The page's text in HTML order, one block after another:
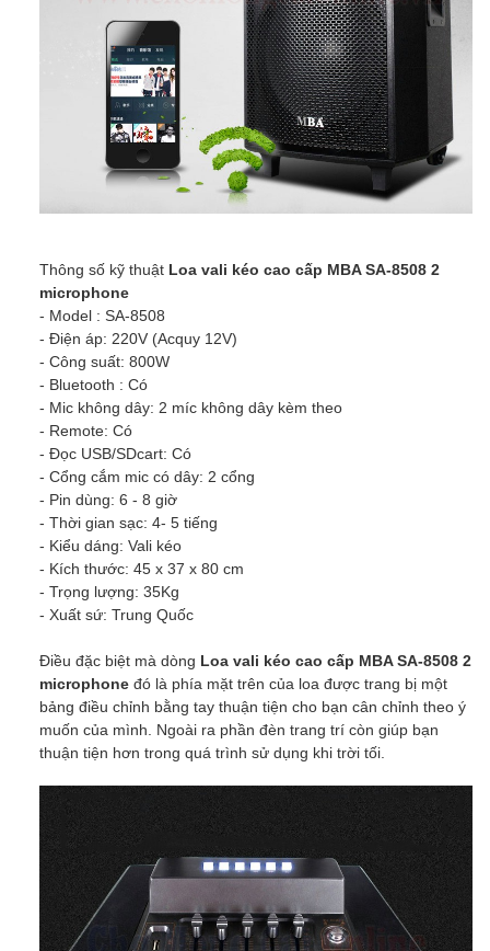
Thông số kỹ thuật Loa vali kéo cao cấp MBA SA-8508 2
microphone
- Model : SA-8508
- Điện áp: 220V (Acquy 12V)
- Công suất: 800W
- Bluetooth : Có
- Mic không dây: 2 míc không dây kèm theo
- Remote: Có
- Đọc USB/SDcart: Có
- Cổng cắm mic có dây: 2 cổng
- Pin dùng: 6 - 8 giờ
- Thời gian sạc: 4- 5 tiếng
- Kiểu dáng: Vali kéo
- Kích thước: 45 x 37 x 80 cm
- Trọng lượng: 35Kg
- Xuất sứ: Trung Quốc
Điều đặc biệt mà dòng Loa vali kéo cao cấp MBA SA-8508 2
microphoneđó là phía mặt trên của loa được trang bị một
bảng điều chỉnh bằng tay thuận tiện cho bạn cân chỉnh theo ý
muốn của mình. Ngoài ra phần đèn trang trí còn giúp bạn
thuận tiện hơn trong quá trình sử dụng khi trời tối.